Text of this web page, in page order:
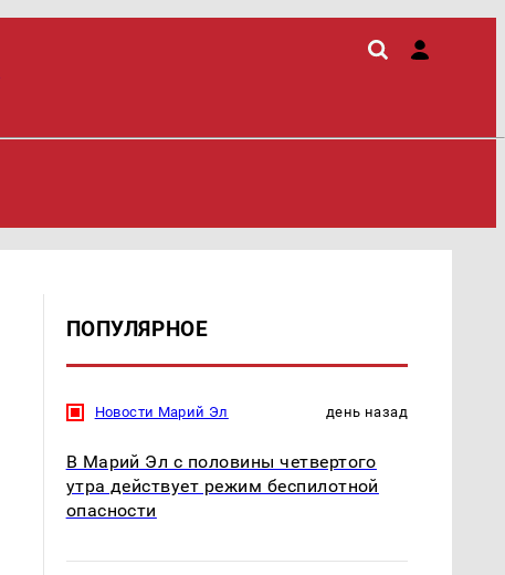
ПОПУЛЯРНОЕ
Новости Марий Эл день назад
В Марий Эл с половины четвертого
утра действует режим беспилотной
опасности